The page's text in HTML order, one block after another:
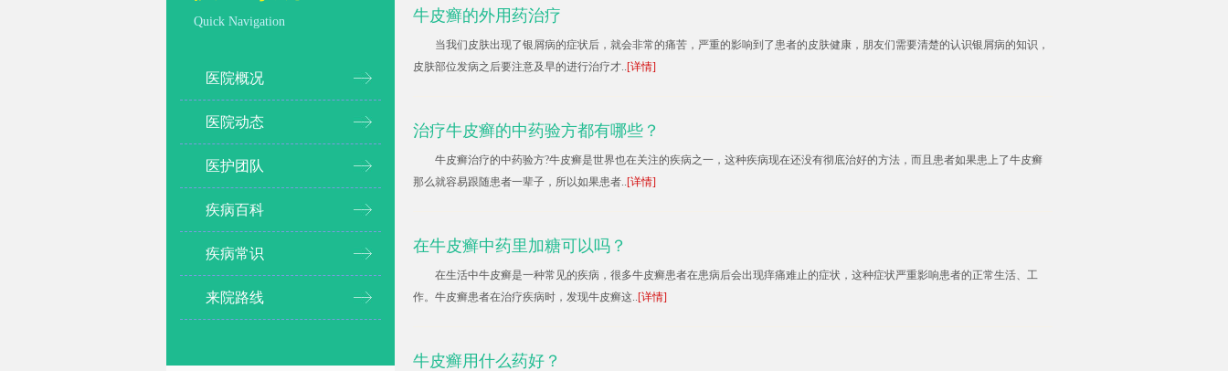
Quick Navigation
医院概况
医院动态
医护团队
疾病百科
疾病常识
来院路线
牛皮癣的外用药治疗
当我们皮肤出现了银屑病的症状后，就会非常的痛苦，严重的影响到了患者的皮肤健康，朋友们需要清楚的认识银屑病的知识，
皮肤部位发病之后要注意及早的进行治疗才..[详情]
治疗牛皮癣的中药验方都有哪些？
牛皮癣治疗的中药验方?牛皮癣是世界也在关注的疾病之一，这种疾病现在还没有彻底治好的方法，而且患者如果患上了牛皮癣
那么就容易跟随患者一辈子，所以如果患者..[详情]
在牛皮癣中药里加糖可以吗？
在生活中牛皮癣是一种常见的疾病，很多牛皮癣患者在患病后会出现痒痛难止的症状，这种症状严重影响患者的正常生活、工
作。牛皮癣患者在治疗疾病时，发现牛皮癣这..[详情]
牛皮癣用什么药好？